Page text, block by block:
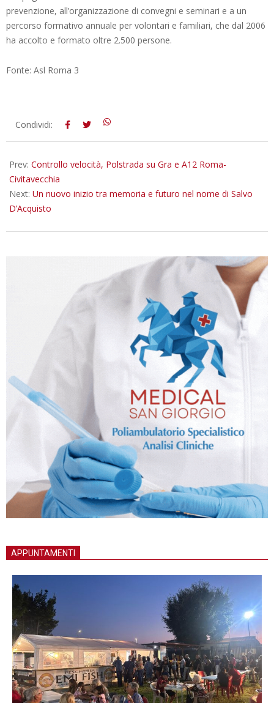
prevenzione, all’organizzazione di convegni e seminari e a un
percorso formativo annuale per volontari e familiari, che dal 2006
ha accolto e formato oltre 2.500 persone.
Fonte: Asl Roma 3
2025-
Condividi:
Prev: Controllo velocità, Polstrada su Gra e A12 Roma-
Civitavecchia
Next: Un nuovo inizio tra memoria e futuro nel nome di Salvo
D’Acquisto
APPUNTAMENTI